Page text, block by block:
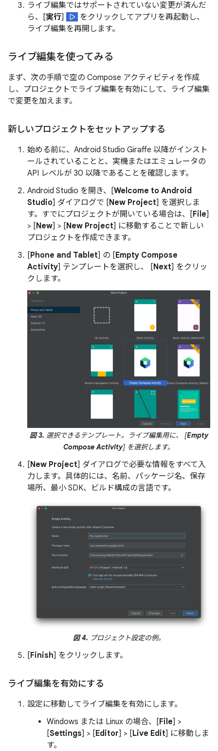
ライブ編集ではサポートされていない変更が済んだ
ら、[実行]
をクリックしてアプリを再起動し、
ライブ編集を再開します。
ライブ編集を使ってみる
まず、次の手順で空の Compose アクティビティを作成
し、プロジェクトでライブ編集を有効にして、ライブ編集
で変更を加えます。
新しいプロジェクトをセットアップする
始める前に、Android Studio Giraffe 以降がインスト
ールされていることと、実機またはエミュレータの
API レベルが 30 以降であることを確認します。
Android Studio を開き、[Welcome to Android
Studio] ダイアログで [New Project] を選択しま
す。すでにプロジェクトが開いている場合は、[File]
> [New] > [New Project] に移動することで新しい
プロジェクトを作成できます。
[Phone and Tablet] の [Empty Compose
Activity] テンプレートを選択し、 [Next] をクリッ
クします。
図 3. 選択できるテンプレート。ライブ編集用に、 [Empty
Compose Activity] を選択します。
[New Project] ダイアログで必要な情報をすべて入
力します。具体的には、名前、パッケージ名、保存
場所、最小 SDK、ビルド構成の言語です。
図 4. プロジェクト設定の例。
[Finish] をクリックします。
ライブ編集を有効にする
設定に移動してライブ編集を有効にします。
Windows または Linux の場合、[File] >
[Settings] > [Editor] > [Live Edit] に移動しま
す。